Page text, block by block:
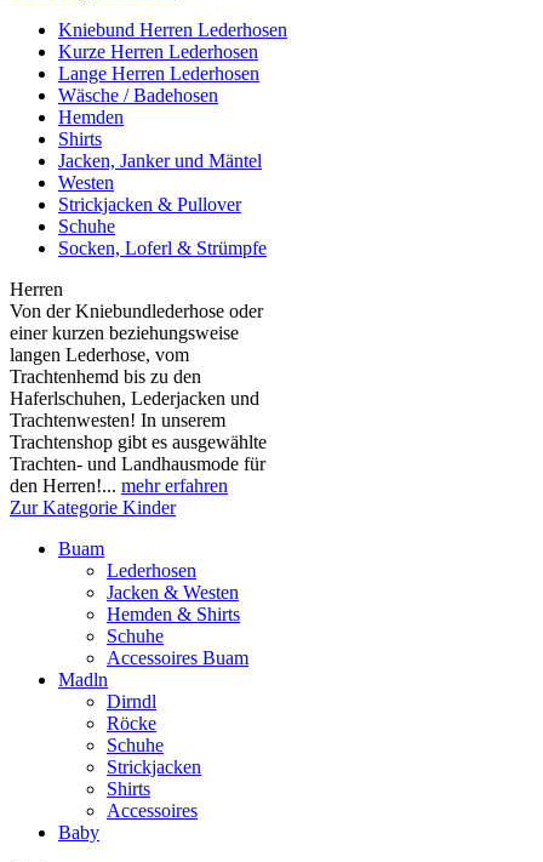
Kniebund Herren Lederhosen
Kurze Herren Lederhosen
Lange Herren Lederhosen
Wäsche / Badehosen
Hemden
Shirts
Jacken, Janker und Mäntel
Westen
Strickjacken & Pullover
Schuhe
Socken, Loferl & Strümpfe
Herren
Von der Kniebundlederhose oder
einer kurzen beziehungsweise
langen Lederhose, vom
Trachtenhemd bis zu den
Haferlschuhen, Lederjacken und
Trachtenwesten! In unserem
Trachtenshop gibt es ausgewählte
Trachten- und Landhausmode für
den Herren!... mehr erfahren
Zur Kategorie Kinder
Buam
Lederhosen
Jacken & Westen
Hemden & Shirts
Schuhe
Accessoires Buam
Madln
Dirndl
Röcke
Schuhe
Strickjacken
Shirts
Accessoires
Baby